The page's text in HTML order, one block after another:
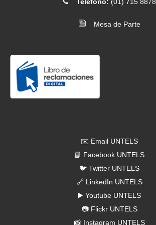
sesión de Asamblea Universitaria 25 de junio
universitario
Mesa de Parte
✉️ Email UNTELS
📘 Facebook UNTELS
🐦 Twitter UNTELS
🔗 LinkedIn UNTELS
▶️ Youtube UNTELS
📷 Flickr UNTELS
📸 Instagram UNTELS